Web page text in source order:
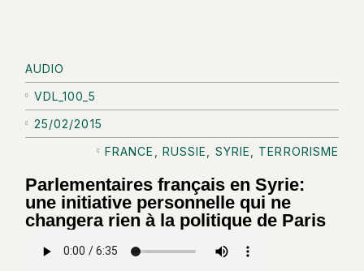
AUDIO
VDL_100_5
25/02/2015
FRANCE
RUSSIE SYRIE TERRORISME
Parlementaires français en Syrie:
une initiative personnelle qui ne
changera rien à la politique de Paris